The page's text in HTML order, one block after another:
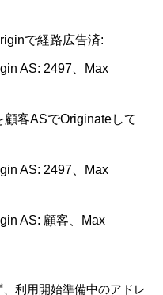
で経路広告済:
AS: 2497、Max
顧客ASでOriginateして
AS: 2497、Max
AS: 顧客、Max
利用開始準備中のアドレ